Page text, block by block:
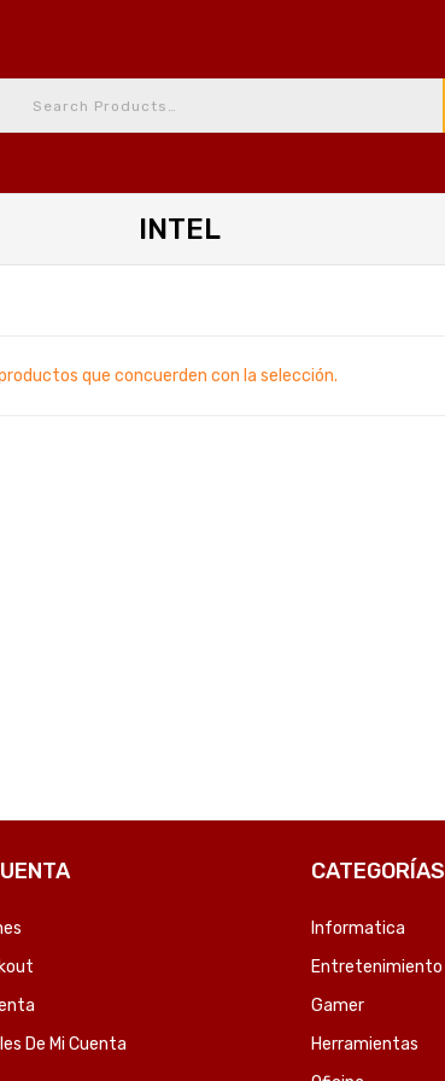
INTEL
que concuerden con la selección.
De Mi Cuenta
CATEGORÍAS
Informatica
Entretenimiento
Gamer
Herramientas